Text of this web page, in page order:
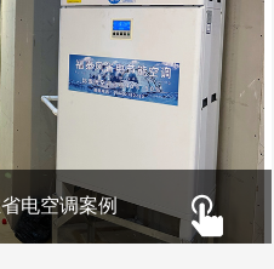
电空调案例